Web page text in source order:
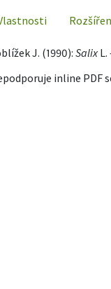
J. (1990): SalixL.
inline